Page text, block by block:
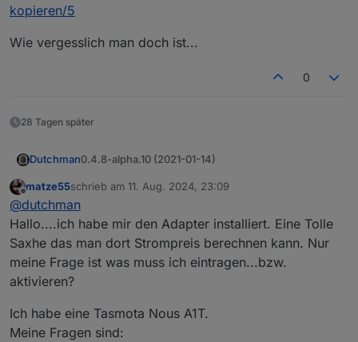
kopieren/5
Wie vergesslich man doch ist...
0
28 Tagen später
Dutchman0.4.8-alpha.10 (2021-01-14)
(Dutchman) Bugfix : Avoid loop if init value is
set and > reading
NULL for troubleshooting instead of handling
incorrect calculation
Offline
matze55schrieb am 11. Aug. 2024, 23:09
zuletzt editiert von
@dutchman
Hallo....ich habe mir den Adapter installiert. Eine Tolle
Saxhe das man dort Strompreis berechnen kann. Nur
meine Frage ist was muss ich eintragen...bzw.
aktivieren?
Ich habe eine Tasmota Nous A1T.
Meine Fragen sind: